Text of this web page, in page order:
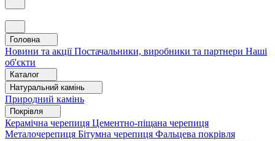
Головна
Новини та акціїПостачальники, виробники та партнери Наші
об'єкти
Каталог
Натуральний камінь
Природний камінь
Покрівля
Керамічна черепиця Цементно-піщана черепиця
Металочерепиця Бітумна черепиця Фальцева покрівля